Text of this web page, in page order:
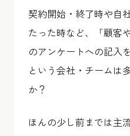
契約開始・終了時や自
たった時など、「顧客
のアンケートへの記入
という会社・チームは
か？
ほんの少し前までは主